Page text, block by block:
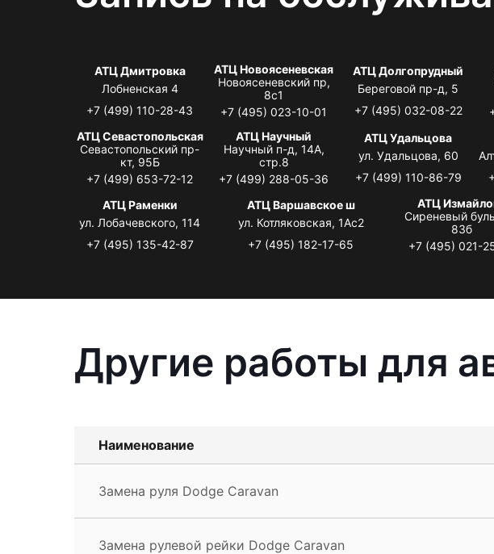
АТЦ Дмитровка
Лобненская 4
+7 (499) 110-28-43
АТЦ Новоясеневская
Новоясеневский пр,
8с1
+7 (495) 023-10-01
АТЦ Долгопрудный
Береговой пр-д, 5
+7 (495) 032-08-22
АТЦ Севастопольская
Севастопольский пр-
кт, 95Б
+7 (499) 653-72-12
АТЦ Научный
Научный п-д, 14А,
стр.8
+7 (499) 288-05-36
АТЦ Удальцова
ул. Удальцова, 60
+7 (499) 110-86-79
АТЦ Раменки
ул. Лобачевского, 114
+7 (495) 135-42-87
АТЦ Варшавское ш
ул. Котляковская, 1Ас2
+7 (495) 182-17-65
АТЦ
Сиреневый
83б
+7 (495) 021-
Другие работы для
Наименование
Замена руля Dodge Caravan
Замена рулевой рейки Dodge Caravan